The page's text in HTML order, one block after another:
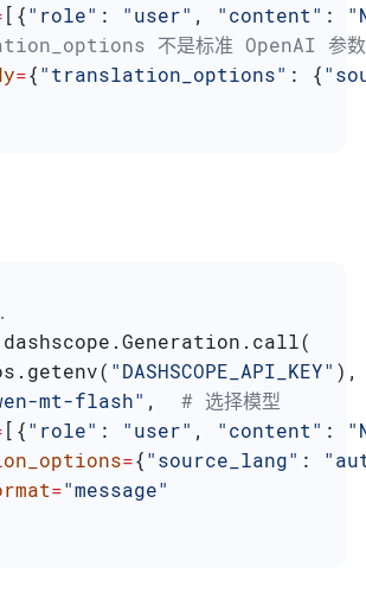
[{"role" : "user" , "content" :
不是标准 OpenAI 参
={"translation_options" : {
dashscope.Generation.call(
"DASHSCOPE_API_KEY" ),
mt-flash" , # 选择模型
[{"role" : "user" , "content" :
={"source_lang" :
="message"